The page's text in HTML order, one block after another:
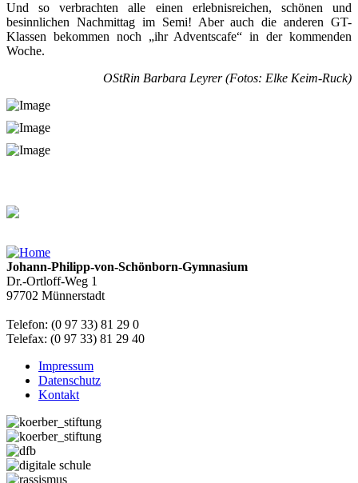
Und so verbrachten alle einen erlebnisreichen, schönen und
besinnlichen Nachmittag im Semi! Aber auch die anderen GT-
Klassen bekommen noch „ihr Adventscafe“ in der kommenden
Woche.
OStRin Barbara Leyrer (Fotos: Elke Keim-Ruck)
Johann-Philipp-von-Schönborn-Gymnasium
Dr.-Ortloff-Weg 1
97702 Münnerstadt
Telefon: (0 97 33) 81 29 0
Telefax: (0 97 33) 81 29 40
Impressum
Datenschutz
Kontakt